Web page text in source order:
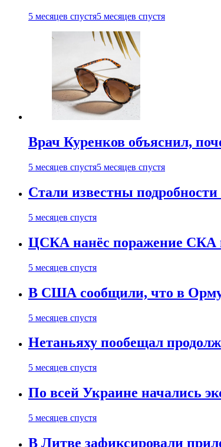
5 месяцев спустя5 месяцев спустя
Врач Куренков объяснил,
5 месяцев спустя5 месяцев спустя
Стали известны
5 месяцев спустя
ЦСКА нанёс поражение СКА
5 месяцев спустя
В США сообщили, что в
5 месяцев спустя
Нетаньяху пообещал
5 месяцев спустя
По всей Украине начались
5 месяцев спустя
В Литве зафиксировали